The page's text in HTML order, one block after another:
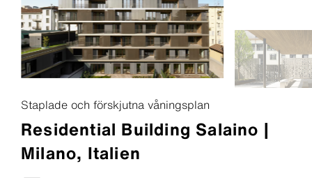
Företaget
Service
Inspiration
Beställ prover
Hållbarhet
Staplade och förskjutna våningsplan
Residential Building Salaino |
Milano, Italien